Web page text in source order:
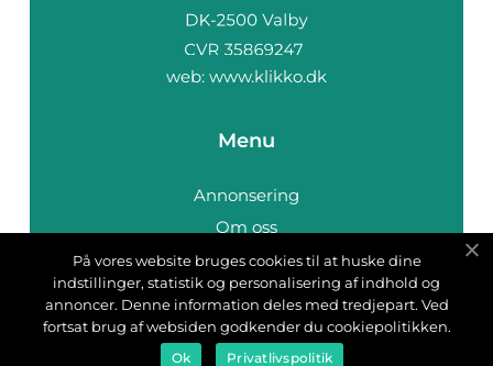
web: www.klikko.dk
Menu
Annonsering
Om oss
Cookies
Kontakta oss
Sitemap
På vores website bruges cookies til at huske dine
indstillinger, statistik og personalisering af indhold og
annoncer. Denne information deles med tredjepart. Ved
fortsat brug af websiden godkender du cookiepolitikken.
Ok Privatlivspolitik